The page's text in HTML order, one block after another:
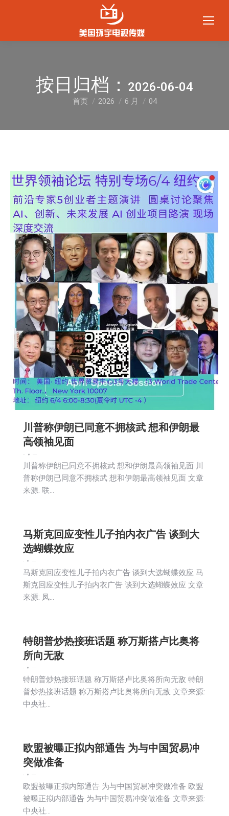
按日归档： 2026-06-04
您在这里：
首页 2026 6 月 04
川普称伊朗已同意不拥核武 想和伊朗最
高领袖见面
川普称伊朗已同意不拥核武 想和伊朗最高领袖见面 川
普称伊朗已同意不拥核武 想和伊朗最高领袖见面 文章
来源: 联…
马斯克回应变性儿子拍内衣广告 谈到大
选蝴蝶效应
马斯克回应变性儿子拍内衣广告 谈到大选蝴蝶效应 马
斯克回应变性儿子拍内衣广告 谈到大选蝴蝶效应 文章
来源: 凤…
特朗普炒热接班话题 称万斯搭卢比奥将
所向无敌
特朗普炒热接班话题 称万斯搭卢比奥将所向无敌 特朗
普炒热接班话题 称万斯搭卢比奥将所向无敌 文章来源:
中央社…
欧盟被曝正拟内部通告 为与中国贸易冲
突做准备
欧盟被曝正拟内部通告 为与中国贸易冲突做准备 欧盟
被曝正拟内部通告 为与中国贸易冲突做准备 文章来源:
中央社…